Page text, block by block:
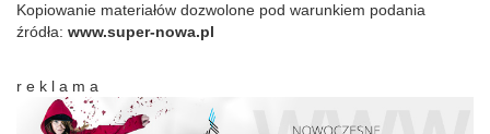
Kopiowanie materiałów dozwolone pod warunkiem podania
źródła: www.super-nowa.pl
r e k l a m a